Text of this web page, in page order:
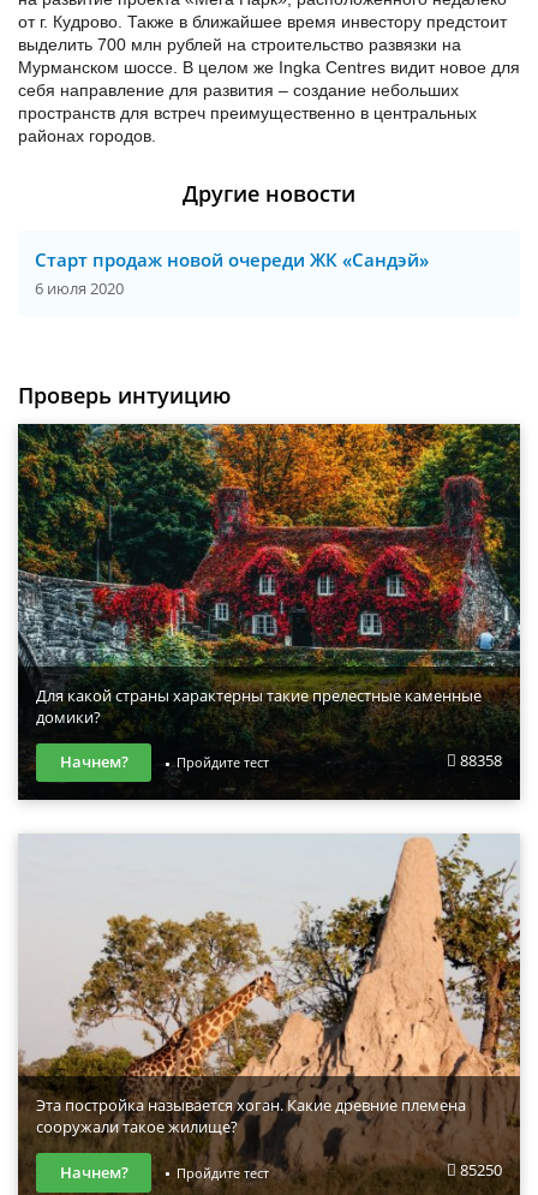
от г. Кудрово. Также в ближайшее время инвестору предстоит
выделить 700 млн рублей на строительство развязки на
Мурманском шоссе. В целом же Ingka Centres видит новое для
себя направление для развития – создание небольших
пространств для встреч преимущественно в центральных
районах городов.
Другие новости
Старт продаж новой очереди ЖК «Сандэй»
6 июля 2020
Проверь интуицию
Для какой страны характерны такие прелестные каменные
домики?
88358
Начнем? Пройдите тест
Эта постройка называется хоган. Какие древние племена
сооружали такое жилище?
85250
Начнем? Пройдите тест